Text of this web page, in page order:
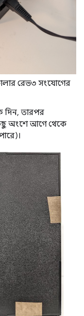
রেভ৩ সংযোগের
দিন, তারপর
অংশে আগে থেকে